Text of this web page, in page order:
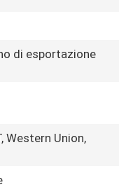
di esportazione
Western Union,